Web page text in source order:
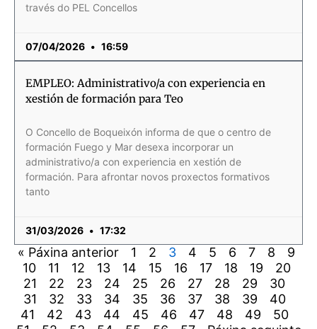
través do PEL Concellos
07/04/2026 16:59
EMPLEO: Administrativo/a con experiencia en
xestión de formación para Teo
O Concello de Boqueixón informa de que o centro de
formación Fuego y Mar desexa incorporar un
administrativo/a con experiencia en xestión de
formación. Para afrontar novos proxectos formativos
tanto
31/03/2026 17:32
« Páxina anterior 1 2 3 4 5 6 7 8
9
10
11 12 13 14 15 16 17 18 19
20
21
22 23 24 25 26 27 28 29
30
31
32 33 34 35 36 37 38 39
40
41
42 43 44 45 46 47 48 49
50